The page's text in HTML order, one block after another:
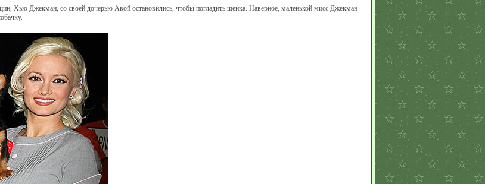
Хью Джекман, со своей дочерью Авой остановились, чтобы погладить щенка. Наверное, маленькой мисс Джекман